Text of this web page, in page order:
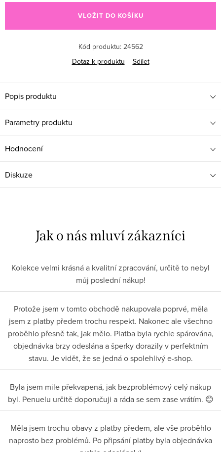
VLOŽIT DO KOŠÍKU
Kód produktu: 24562
Dotaz k produktu
Sdílet
Popis produktu
Parametry produktu
Hodnocení
Diskuze
Kolekce velmi krásná a kvalitní zpracování, určitě to nebyl
můj poslední nákup!
Protože jsem v tomto obchodě nakupovala poprvé, měla
jsem z platby předem trochu respekt. Nakonec ale všechno
proběhlo přesně tak, jak mělo. Platba byla rychle spárována,
objednávka brzy odeslána a šperky dorazily v perfektním
stavu. Je vidět, že se jedná o spolehlivý e-shop.
Byla jsem mile překvapená, jak bezproblémový celý nákup
byl. Penuelu určitě doporučuji a ráda se sem zase vrátím. 😊
Měla jsem trochu obavy z platby předem, ale vše proběhlo
naprosto bez problémů. Po připsání platby byla objednávka